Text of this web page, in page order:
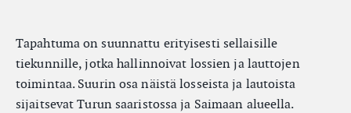
Tapahtuma on suunnattu erityisesti sellaisille
tiekunnille, jotka hallinnoivat lossien ja lauttojen
toimintaa. Suurin osa näistä losseista ja lautoista
sijaitsevat Turun saaristossa ja Saimaan alueella.